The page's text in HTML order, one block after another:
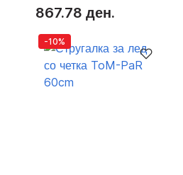
867.78 ден.
-10%